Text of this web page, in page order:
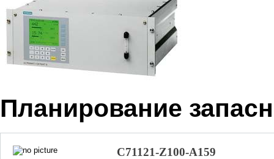
Планирование
C71121-Z100-A159